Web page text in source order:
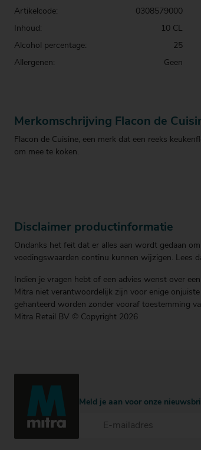
Artikelcode:
0308579000
Inhoud:
10 CL
Alcohol percentage:
25
Allergenen:
Geen
Merkomschrijving Flacon de
Flacon de Cuisine, een merk dat een reeks
om mee te koken.
Disclaimer productinformatie
Ondanks het feit dat er alles aan wordt gedaan
voedingswaarden continu kunnen wijzigen. Lees
Indien je vragen hebt of een advies wenst over
Mitra niet verantwoordelijk zijn voor enige
gehanteerd worden zonder vooraf toestemming
Mitra Retail BV © Copyright 2026
Meld je aan voor onze